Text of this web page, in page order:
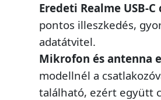
Eredeti Realme USB-
pontos illeszkedés,
adatátvitel.
Mikrofon és antenna
modellnél a
található, ezért együtt